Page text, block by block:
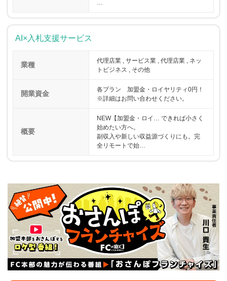
AI×入札支援サービス
業種
代理店業 , サービス業 , 代理店業 , ネッ
トビジネス , その他
開業資金
各プラン 加盟金・ロイヤリティ0円！
※詳細はお問い合わせください。
概要
NEW【加盟金・ロイ… できれば小さく
始めたい方へ。
副収入や新しい収益源づくりにも。完
全リモートで始…